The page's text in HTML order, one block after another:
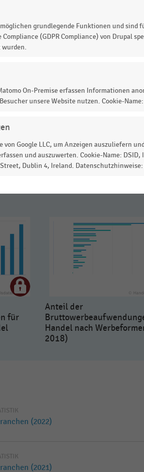
2017 – 2020" befragten
mit unterschiedlichen
sowie Bau- und
LEH und Drogerie ist und
Direktmarketing, Instore-
Statistik? Jetzt einloggen oder
für
Anteil der
Handel nach
2018)
(2022)
(2021)
grundlegende Funktionen und sind
(GDPR Compliance) von Drupal
wurden.
On-Premise erfassen Informationen
unsere Website nutzen. Cookie-
von Google LLC, um Anzeigen auszuliefern
und auszuwerten. Cookie-Name:
Street, Dublin 4, Ireland.